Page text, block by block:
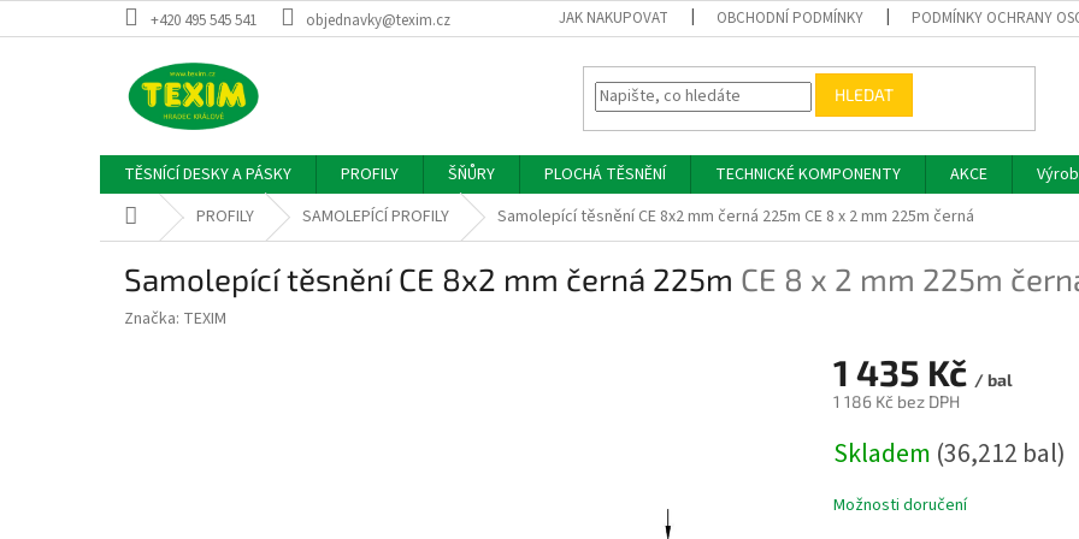
na
+420 495 545 541 objednavky@texim.cz JAK NAKUPOVAT OBCHODNÍ PODMÍNKY PODMÍNKY OCHRANY
HLEDAT
TĚSNÍCÍ DESKY A PÁSKY PROFILY ŠŇŮRY PLOCHÁ TĚSNĚNÍ TECHNICKÉ KOMPONENTY AKCE
Domů PROFILY SAMOLEPÍCÍ PROFILY Samolepící těsnění CE 8x2 mm černá 225m CE 8 x 2 mm 225m černá
Samolepící těsnění CE 8x2 mm černá 225m CE 8 x 2 mm 225m
Značka: TEXIM
1 435 Kč / bal
1 186 Kč bez DPH
cena:
Skladem (36,212 bal)
Možnosti doručení